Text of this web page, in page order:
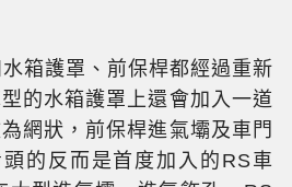
箱護罩、前保桿都經過重新
的水箱護罩上還會加入一道
網狀，前保桿進氣壩及車門
的反而是首度加入的RS車